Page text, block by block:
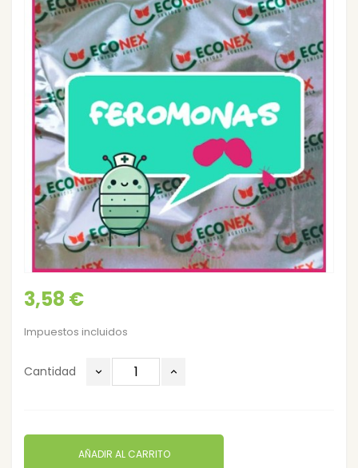
3,58 €
Impuestos incluidos
Cantidad
AÑADIR AL CARRITO